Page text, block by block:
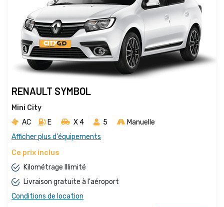
RENAULT SYMBOL
Mini City
AC
E X 4 5
Manuelle
Afficher plus d'équipements
Ce prix inclus
Kilométrage Illimité
Livraison gratuite à l'aéroport
Conditions de location